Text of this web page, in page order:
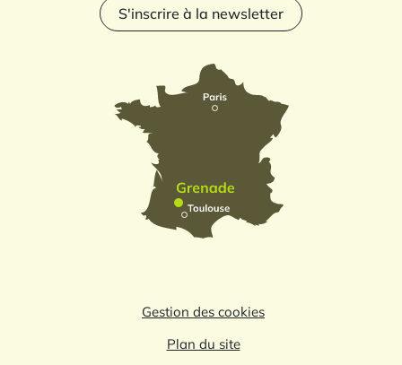
S'inscrire à la newsletter
Gestion des cookies
Plan du site